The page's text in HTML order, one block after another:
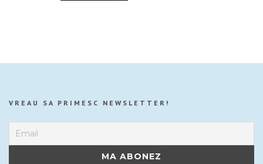
VREAU SA PRIMESC NEWSLETTER!